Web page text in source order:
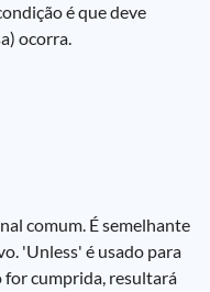
é que deve
ocorra.
comum. É semelhante
'Unless' é usado para
for cumprida, resultará